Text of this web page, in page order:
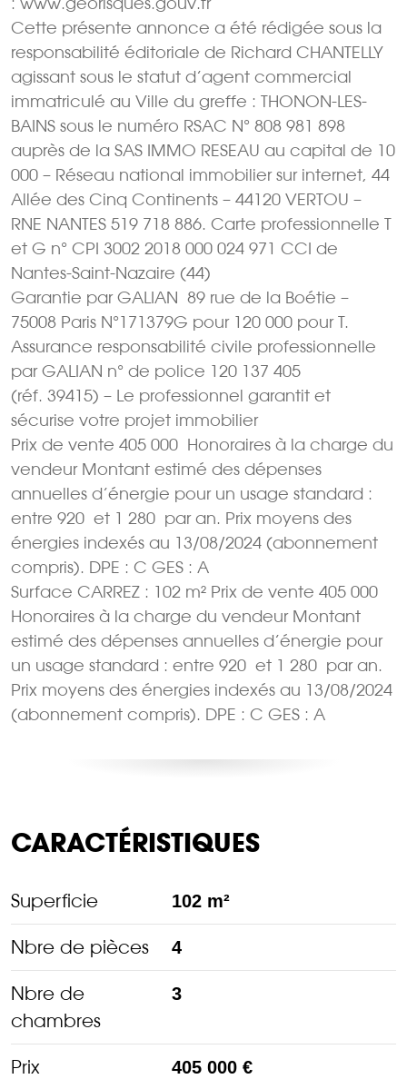
Cette présente annonce a été rédigée sous la
responsabilité éditoriale de Richard CHANTELLY
agissant sous le statut d’agent commercial
immatriculé au Ville du greffe : THONON-LES-
BAINS sous le numéro RSAC N° 808 981 898
auprès de la SAS IMMO RESEAU au capital de 10
000 – Réseau national immobilier sur internet, 44
Allée des Cinq Continents – 44120 VERTOU –
RNE NANTES 519 718 886. Carte professionnelle T
et G n° CPI 3002 2018 000 024 971 CCI de
Nantes-Saint-Nazaire (44)
Garantie par GALIAN  89 rue de la Boétie –
75008 Paris N°171379G pour 120 000 pour T.
Assurance responsabilité civile professionnelle
par GALIAN n° de police 120 137 405
(réf. 39415) – Le professionnel garantit et
sécurise votre projet immobilier
Prix de vente 405 000  Honoraires à la charge du
vendeur Montant estimé des dépenses
annuelles d’énergie pour un usage standard :
entre 920  et 1 280  par an. Prix moyens des
énergies indexés au 13/08/2024 (abonnement
compris). DPE : C GES : A
Surface CARREZ : 102 m² Prix de vente 405 000 
Honoraires à la charge du vendeur Montant
estimé des dépenses annuelles d’énergie pour
un usage standard : entre 920  et 1 280  par an.
Prix moyens des énergies indexés au 13/08/2024
(abonnement compris). DPE : C GES : A
CARACTÉRISTIQUES
Superficie 102 m²
Nbre de pièces 4
Nbre de
chambres
3
Prix 405 000 €